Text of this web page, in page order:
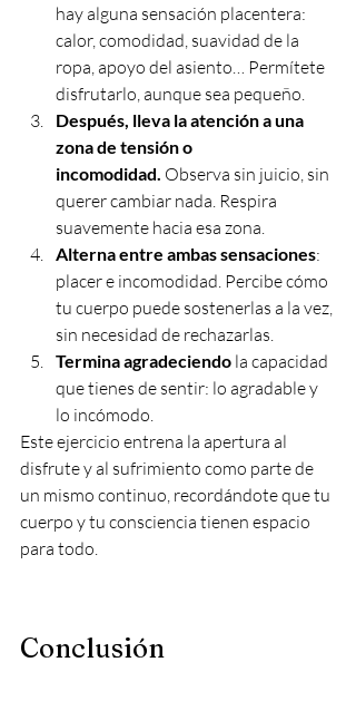
hay alguna sensación placentera:
calor, comodidad, suavidad de la
ropa, apoyo del asiento… Permítete
disfrutarlo, aunque sea pequeño.
Después, lleva la atención a una
zona de tensión o
incomodidad. Observa sin juicio, sin
querer cambiar nada. Respira
suavemente hacia esa zona.
Alterna entre ambas sensaciones:
placer e incomodidad. Percibe cómo
tu cuerpo puede sostenerlas a la vez,
sin necesidad de rechazarlas.
Termina agradeciendo la capacidad
que tienes de sentir: lo agradable y
lo incómodo.
Este ejercicio entrena la apertura al
disfrute y al sufrimiento como parte de
un mismo continuo, recordándote que tu
cuerpo y tu consciencia tienen espacio
para todo.
Conclusión